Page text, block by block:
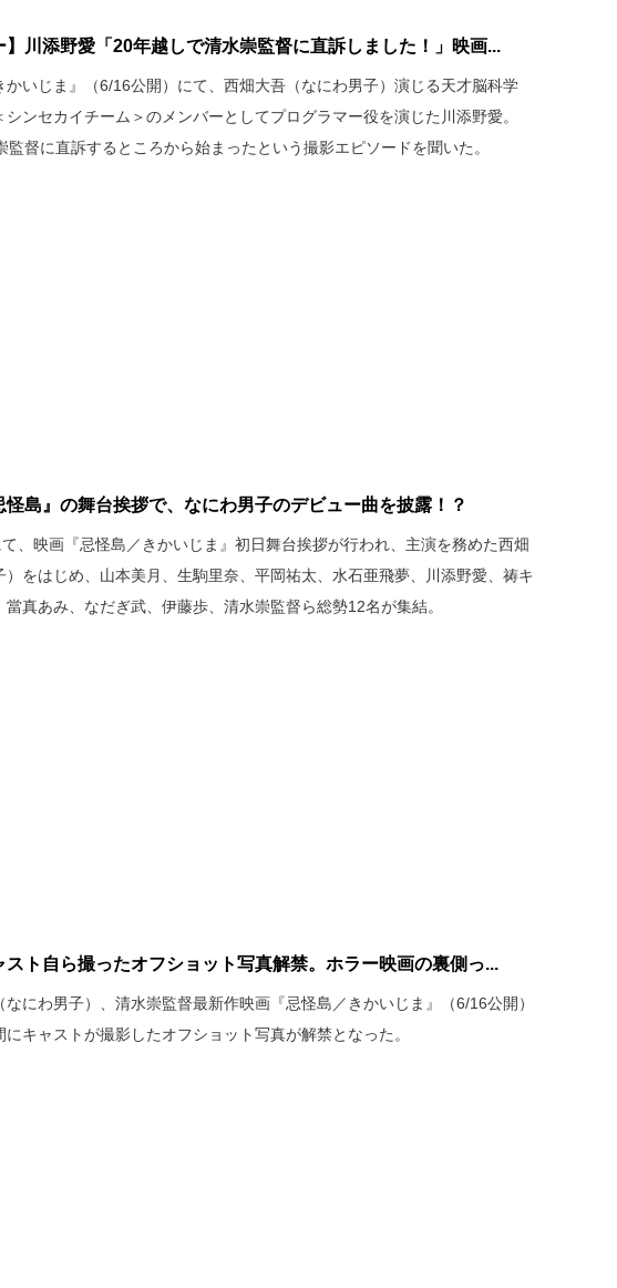
】川添野愛「20年越しで清水崇監督に直訴しました！」映画...
かいじま』（6/16公開）にて、西畑大吾（なにわ男子）演じる天才脳科学
ンセカイチーム＞のメンバーとしてプログラマー役を演じた川添野愛。
監督に直訴するところから始まったという撮影エピソードを聞いた。
怪島』の舞台挨拶で、なにわ男子のデビュー曲を披露！？
、映画『忌怪島／きかいじま』初日舞台挨拶が行われ、主演を務めた西畑
）をはじめ、山本美月、生駒里奈、平岡祐太、水石亜飛夢、川添野愛、祷キ
當真あみ、なだぎ武、伊藤歩、清水崇監督ら総勢12名が集結。
スト自ら撮ったオフショット写真解禁。ホラー映画の裏側っ...
なにわ男子）、清水崇監督最新作映画『忌怪島／きかいじま』（6/16公開）
にキャストが撮影したオフショット写真が解禁となった。